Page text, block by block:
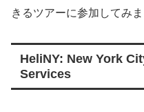
きるツアーに参加してみま
HeliNY: New York
Services